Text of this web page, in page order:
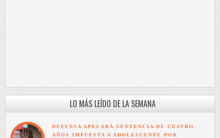
LO MÁS LEÍDO DE LA SEMANA
DEFENSA APELARÁ SENTENCIA DE CUATRO
AÑOS IMPUESTA A ADOLESCENTE POR